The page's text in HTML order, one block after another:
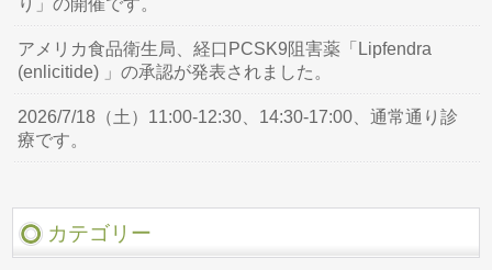
り」の開催です。
アメリカ食品衛生局、経口PCSK9阻害薬「Lipfendra
(enlicitide) 」の承認が発表されました。
2026/7/18（土）11:00-12:30、14:30-17:00、通常通り診
療です。
カテゴリー